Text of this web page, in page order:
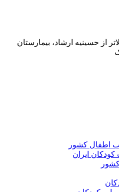
از حسینیه ارشاد، بیمارستان
اطفال کشور
ایران